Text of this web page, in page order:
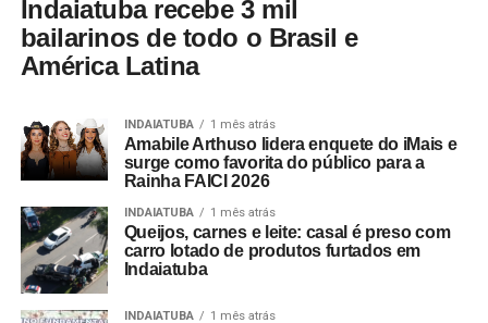
Indaiatuba recebe 3 mil
bailarinos de todo o Brasil e
América Latina
INDAIATUBA 1 mês atrás
Amabile Arthuso lidera enquete do iMais e
surge como favorita do público para a
Rainha FAICI 2026
INDAIATUBA 1 mês atrás
Queijos, carnes e leite: casal é preso com
carro lotado de produtos furtados em
Indaiatuba
INDAIATUBA 1 mês atrás